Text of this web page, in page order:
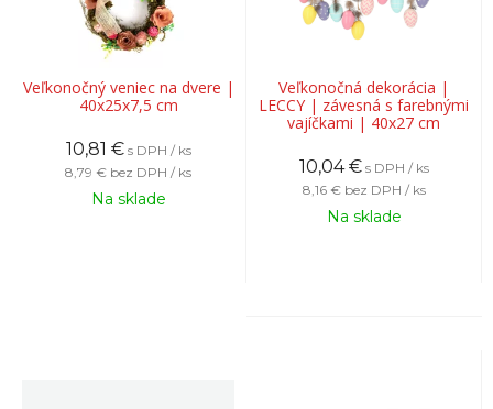
Veľkonočný veniec na dvere |
40x25x7,5 cm
10,81 € s DPH / ks
8,79 € bez DPH / ks
Na sklade
Veľkonočná dekorácia |
LECCY | závesná s farebnými
vajíčkami | 40x27 cm
10,04 € s DPH / ks
8,16 € bez DPH / ks
Na sklade